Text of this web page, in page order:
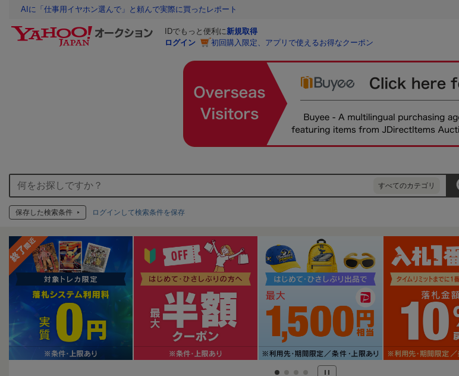
AIに「仕事用イヤホン選んで」と頼んで実際に買ったレポート
IDでもっと便利に 新規取得
ログイン
初回購入限定、アプリで使えるお得なクーポン
すべてのカテゴリ
保存した検索条件 ログインして検索条件を保存